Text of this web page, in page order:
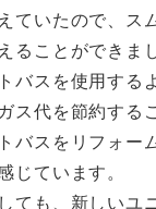
ていたので、ス
ることができま
バスを使用する
ス代を節約する
バスをリフォー
じています。
ても、新しいユ